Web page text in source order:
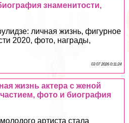
знаменитости,
личная жизнь, фигурное
2020, фото, награды,
03 07 2026 0:11:24
жизнь актера с женой
фото и биография
артиста стала